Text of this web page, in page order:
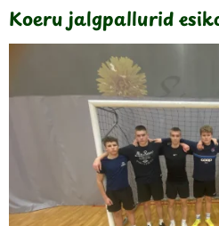
Koeru jalgpallurid